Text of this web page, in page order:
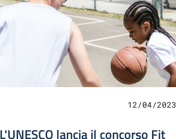
12/04/2023
L'UNESCO lancia il concorso Fit